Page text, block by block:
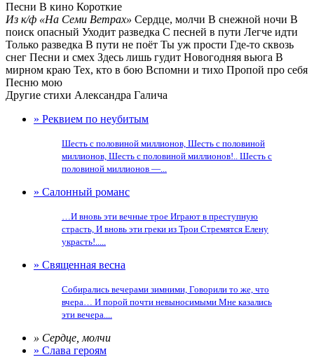
Песни В кино Короткие
Из к/ф «На Семи Ветрах» Сердце, молчи В снежной ночи В
поиск опасный Уходит разведка С песней в пути Легче идти
Только разведка В пути не поёт Ты уж прости Где-то сквозь
снег Песни и смех Здесь лишь гудит Новогодняя вьюга В
мирном краю Тех, кто в бою Вспомни и тихо Пропой про себя
Песню мою
Другие стихи Александра Галича
» Реквием по неубитым
Шесть с половиной миллионов, Шесть с половиной
миллионов, Шесть с половиной миллионов!.. Шесть с
половиной миллионов —...
» Салонный романс
…И вновь эти вечные трое Играют в преступную
страсть, И вновь эти греки из Трои Стремятся Елену
украсть!.....
» Священная весна
Собирались вечерами зимними, Говорили то же, что
вчера… И порой почти невыносимыми Мне казались
эти вечера....
» Сердце, молчи
» Слава героям